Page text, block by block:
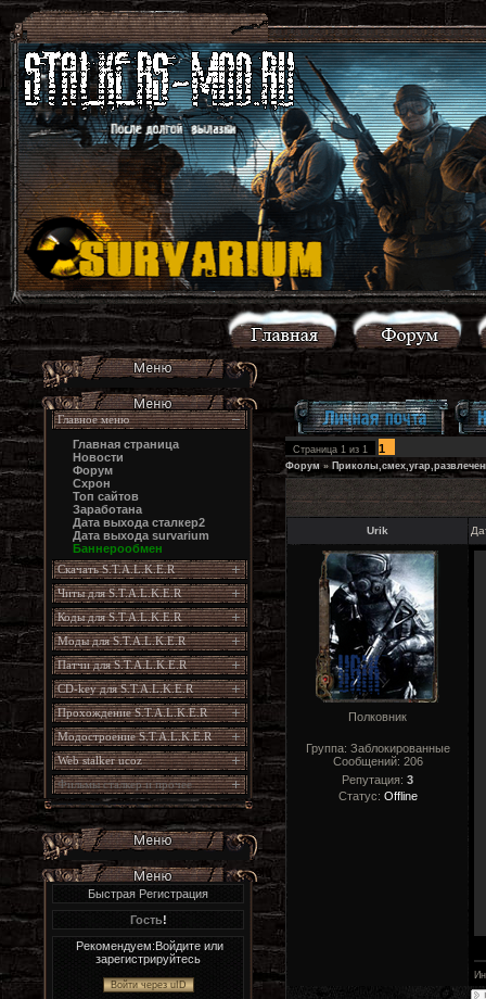
Главное меню
Главная страница
Новости
Форум
Схрон
Топ сайтов
Заработана
Дата выхода сталкер2
Дата выхода survarium
Баннерообмен
Скачать S.T.A.L.K.E.R
Читы для S.T.A.L.K.E.R
Коды для S.T.A.L.K.E.R
Моды для S.T.A.L.K.E.R
Патчи для S.T.A.L.K.E.R
CD-key для S.T.A.L.K.E.R
Прохождение S.T.A.L.K.E.R
Модостроение S.T.A.L.K.E.R
Web stalker ucoz
Фильмы сталкер и прочее
Быстрая Регистрация
Гость!
Рекомендуем:Войдите или
зарегистрируйтесь
Войти через uID
Страница 1 из 1 1
Форум »
Urik
Полковник
Группа: Заблокированные
Сообщений: 206
Репутация: 3
Статус: Offline